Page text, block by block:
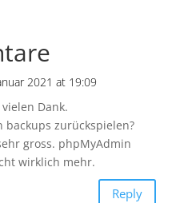
2021 at 19:09
Dank.
backups zurückspielen?
gross. phpMyAdmin
wirklich mehr.
Reply